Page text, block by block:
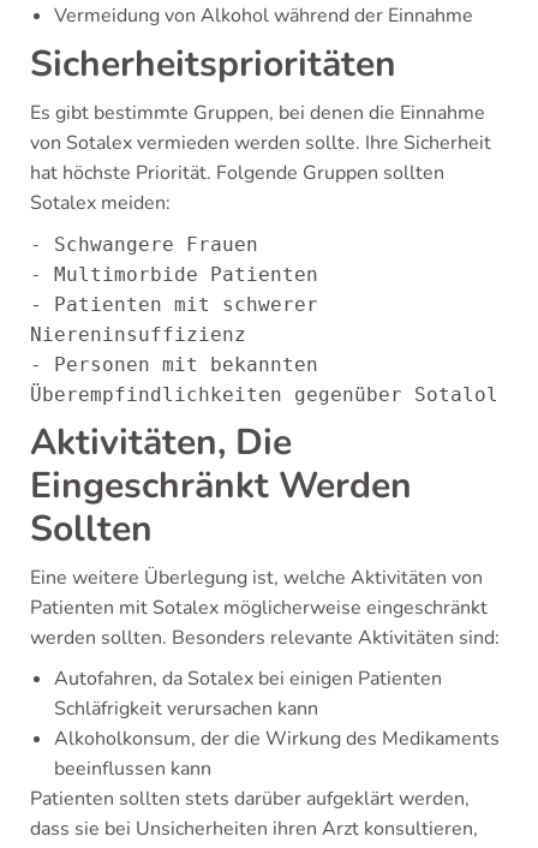
Vermeidung von Alkohol während der Einnahme
Sicherheitsprioritäten
Es gibt bestimmte Gruppen, bei denen die Einnahme
von Sotalex vermieden werden sollte. Ihre Sicherheit
hat höchste Priorität. Folgende Gruppen sollten
Sotalex meiden:
- Schwangere Frauen
- Multimorbide Patienten
- Patienten mit schwerer
Niereninsuffizienz
- Personen mit bekannten
Aktivitäten, Die
Eingeschränkt Werden
Sollten
Eine weitere Überlegung ist, welche Aktivitäten von
Patienten mit Sotalex möglicherweise eingeschränkt
werden sollten. Besonders relevante Aktivitäten sind:
Autofahren, da Sotalex bei einigen Patienten
Schläfrigkeit verursachen kann
Alkoholkonsum, der die Wirkung des Medikaments
beeinflussen kann
Patienten sollten stets darüber aufgeklärt werden,
dass sie bei Unsicherheiten ihren Arzt konsultieren,